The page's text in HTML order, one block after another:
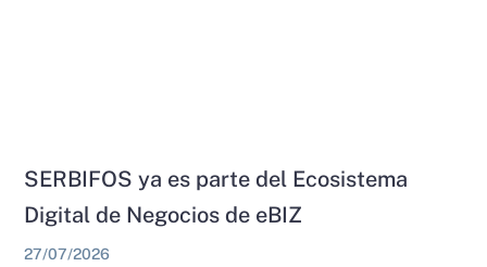
SERBIFOS ya es parte del Ecosistema
Digital de Negocios de eBIZ
27/07/2026